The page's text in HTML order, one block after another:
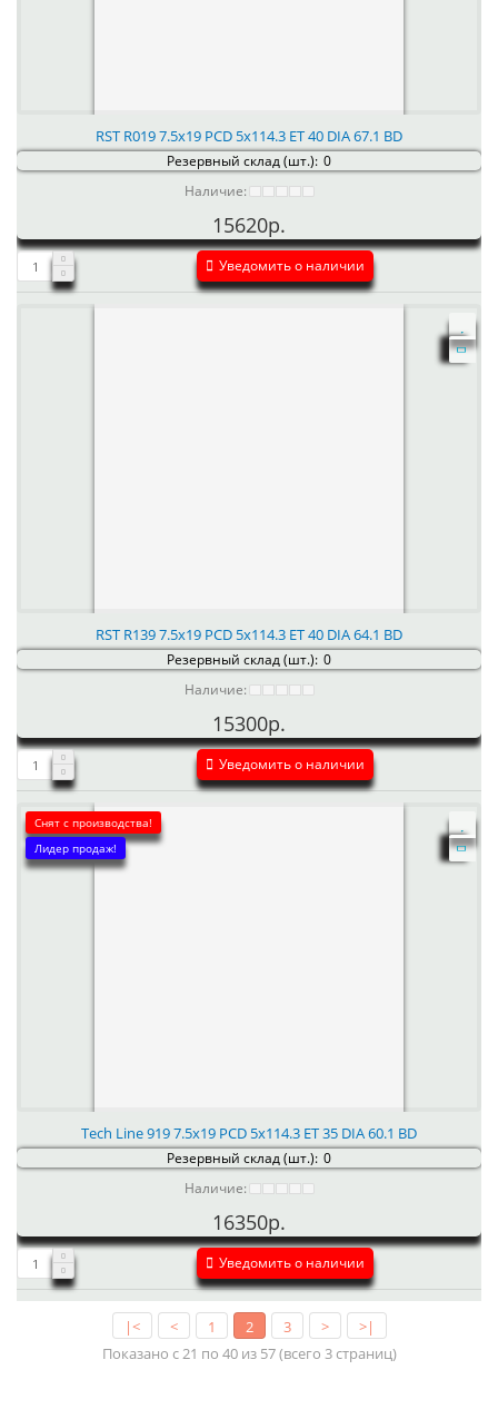
RST R019 7.5x19 PCD 5x114.3 ET 40 DIA 67.1 BD
Резервный склад (шт.): 0
Наличие:
15620р.
Уведомить о наличии
RST R139 7.5x19 PCD 5x114.3 ET 40 DIA 64.1 BD
Резервный склад (шт.): 0
Наличие:
15300р.
Уведомить о наличии
Снят с производства!
Лидер продаж!
Tech Line 919 7.5x19 PCD 5x114.3 ET 35 DIA 60.1 BD
Резервный склад (шт.): 0
Наличие:
16350р.
Уведомить о наличии
|< < 1 2 3 >
>|
Показано с 21 по 40 из 57 (всего 3 страниц)